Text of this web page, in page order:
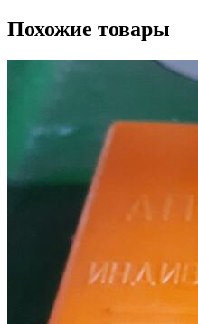
Похожие товары